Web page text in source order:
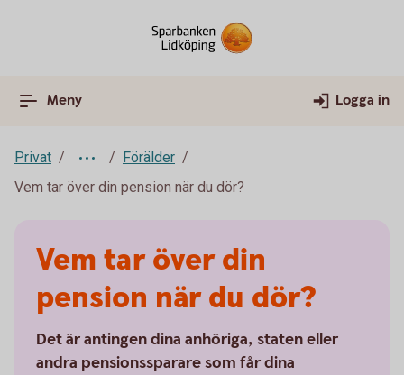
Meny Logga in
Privat
Förälder
Vem tar över din pension när du dör?
Vem tar över din
pension när du dör?
Det är antingen dina anhöriga, staten eller
andra pensionssparare som får dina